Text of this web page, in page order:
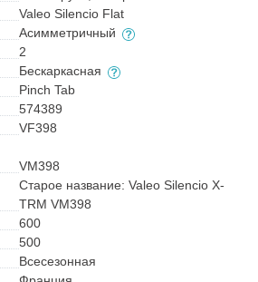
Valeo Silencio Flat
Асимметричный
2
Бескаркасная
Pinch Tab
574389
VF398
VM398
Старое название: Valeo Silencio X-
TRM VM398
600
500
Всесезонная